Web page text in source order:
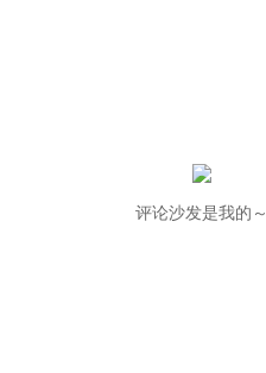
评论沙发是我的～